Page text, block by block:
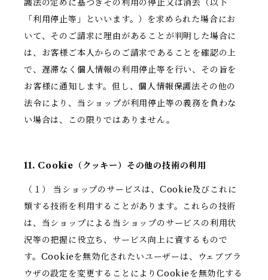
護法の定めに基づきその利用の停止又は消去（以下
「利用停止等」といいます。）を求められた場合にお
いて、そのご請求に理由があることが判明した場合に
は、お客様ご本人からのご請求であることを確認の上
で、遅滞なく個人情報の利用停止等を行い、その旨を
お客様に通知します。但し、個人情報保護法その他の
法令により、当ショップが利用停止等の義務を負わな
い場合は、この限りではありません。
11. Cookie（クッキー）その他の技術の利用
（１） 当ショップのサービスは、Cookie及びこれに
類する技術を利用することがあります。これらの技術
は、当ショップによる当ショップのサービスの利用状
況等の把握に役立ち、サービス向上に資するもので
す。Cookieを無効化されたいユーザーは、ウェブブラ
ウザの設定を変更することによりCookieを無効化する